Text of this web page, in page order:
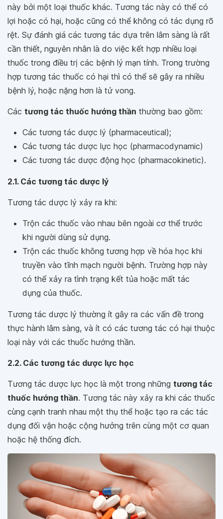
này bởi một loại thuốc khác. Tương tác này có thể có
lợi hoặc có hại, hoặc cũng có thể không có tác dụng rõ
rệt. Sự đánh giá các tương tác dựa trên lâm sàng là rất
cần thiết, nguyên nhân là do việc kết hợp nhiều loại
thuốc trong điều trị các bệnh lý mạn tính. Trong trường
hợp tương tác thuốc có hại thì có thể sẽ gây ra nhiều
bệnh lý, hoặc nặng hơn là tử vong.
Các tương tác thuốc hướng thần thường bao gồm:
Các tương tác dược lý (pharmaceutical);
Các tương tác dược lực học (pharmacodynamic)
Các tương tác dược động học (pharmacokinetic).
2.1. Các tương tác dược lý
Tương tác dược lý xảy ra khi:
Trộn các thuốc vào nhau bên ngoài cơ thể trước
khi người dùng sử dụng.
Trộn các thuốc không tương hợp về hóa học khi
truyền vào tĩnh mạch người bệnh. Trường hợp này
có thể xảy ra tình trạng kết tủa hoặc mất tác
dụng của thuốc.
Tương tác dược lý thường ít gây ra các vấn đề trong
thực hành lâm sàng, và ít có các tương tác có hại thuộc
loại này với các thuốc hướng thần.
2.2. Các tương tác dược lực học
Tương tác dược lực học là một trong những tương tác
thuốc hướng thần. Tương tác này xảy ra khi các thuốc
cùng cạnh tranh nhau một thụ thể hoặc tạo ra các tác
dụng đối vận hoặc cộng hưởng trên cùng một cơ quan
hoặc hệ thống đích.